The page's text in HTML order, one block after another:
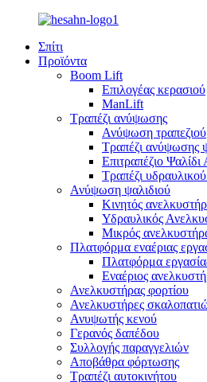
Σπίτι
Προϊόντα
Boom Lift
Επιλογέας κερασιού
ManLift
Τραπέζι ανύψωσης
Ανύψωση τραπεζιού
Τραπέζι ανύψωσης
Επιτραπέζιο
Τραπέζι
Ανύψωση ψαλιδιού
Κινητός
Υδραυλικός
Μικρός
Πλατφόρμα εναέριας
Πλατφόρμα
Εναέριος
Ανελκυστήρας φορτίου
Ανελκυστήρες
Ανυψωτής κενού
Γερανός δαπέδου
Συλλογής παραγγελιών
Αποβάθρα φόρτωσης
Τραπέζι αυτοκινήτου